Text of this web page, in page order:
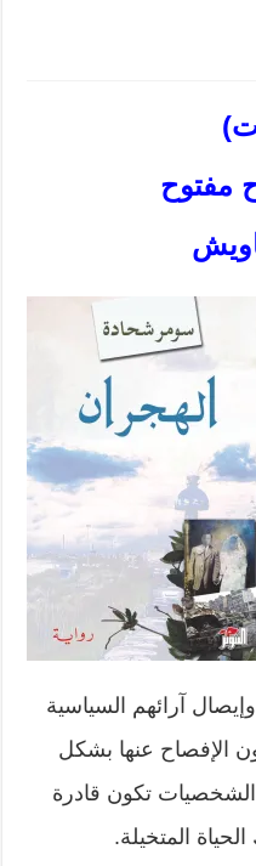
مفتوح
آرائهم السياسية
الإفصاح عنها بشكل
تكون قادرة
المتخيلة.